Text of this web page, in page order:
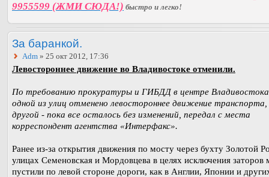
9955599 (ЖМИ СЮДА!) быстро и легко!
За баранкой.
Adm » 25 окт 2012, 17:36
Левостороннее движение во Владивостоке отменили.
По требованию прокуратуры и ГИБДД в центре
одной из улиц отменено левостороннее движение транспорта,
другой - пока все осталось без изменений, передал с места
корреспондент агентства «Интерфакс».
Ранее из-за открытия движения по мосту через бухту Золотой
улицах Семеновская и Мордовцева в целях исключения
пустили по левой стороне дороги, как в Англии, Японии и